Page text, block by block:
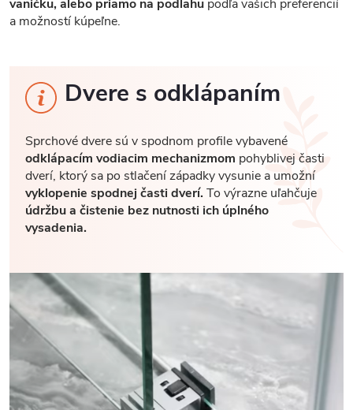
vaničku, alebo priamo na podlahu podľa vašich preferencií
a možností kúpeľne.
Dvere s odklápaním
Sprchové dvere sú v spodnom profile vybavené
odklápacím vodiacim mechanizmom pohyblivej časti
dverí, ktorý sa po stlačení západky vysunie a umožní
vyklopenie spodnej časti dverí.To výrazne uľahčuje
údržbu a čistenie bez nutnosti ich úplného
vysadenia.